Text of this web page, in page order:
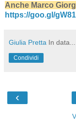
Anche Marco
https://goo.gl/
Giulia Pretta In data...
Condividi
‹